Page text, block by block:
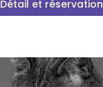
Détail et réservation